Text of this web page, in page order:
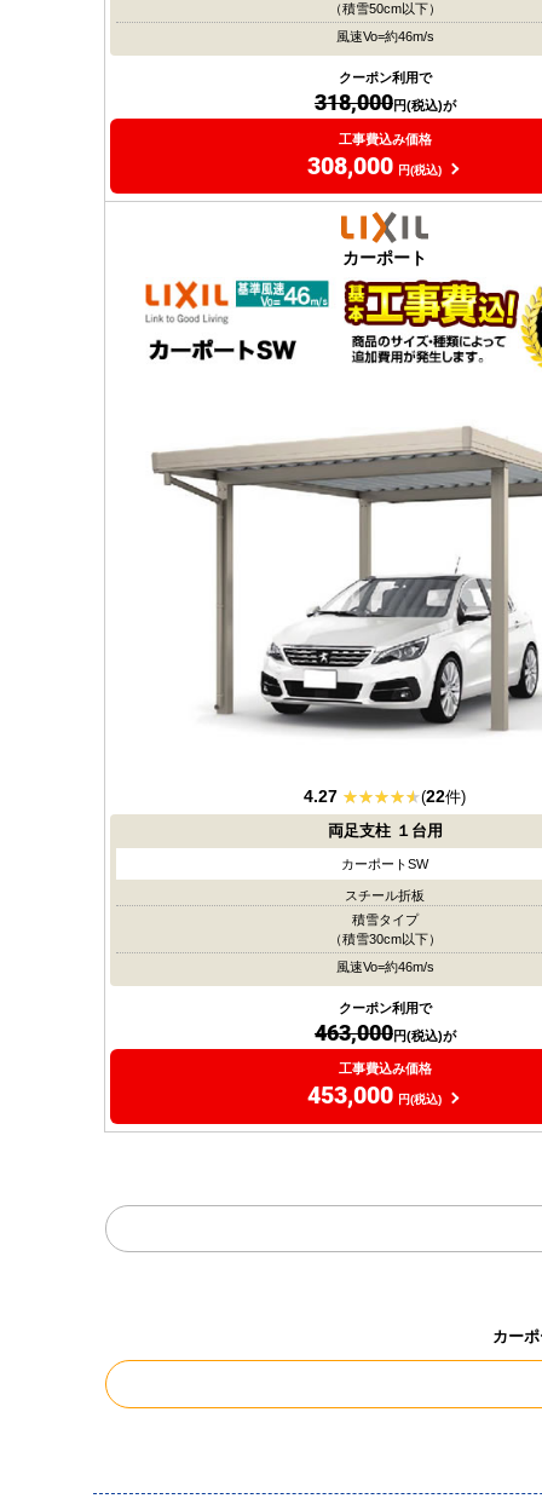
（積雪50cm以下）
風速Vo=約46m/s
クーポン利用で
318,000円(税込)が
工事費込み価格
308,000 円(税込)
カーポート
4.27 (22件)
両足支柱 １台用
カーポートSW
スチール折板
積雪タイプ
（積雪30cm以下）
風速Vo=約46m/s
クーポン利用で
463,000円(税込)が
工事費込み価格
453,000 円(税込)
カー